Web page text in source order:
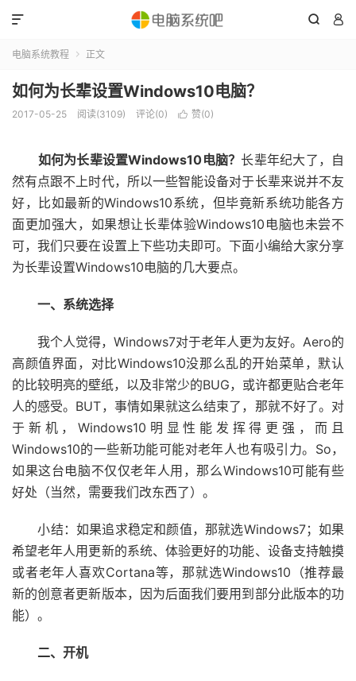
 

电脑系统教程  正文
如何为长辈设置Windows10电脑？
2017-05-25 阅读(3109) 评论(0)  赞(0)
如何为长辈设置Windows10电脑？ 长辈年纪大了，自
然有点跟不上时代，所以一些智能设备对于长辈来说并不友
好，比如最新的Windows10系统，但毕竟新系统功能各方
面更加强大，如果想让长辈体验Windows10电脑也未尝不
可，我们只要在设置上下些功夫即可。下面小编给大家分享
为长辈设置Windows10电脑的几大要点。
一、系统选择
我个人觉得，Windows7对于老年人更为友好。Aero的
高颜值界面，对比Windows10没那么乱的开始菜单，默认
的比较明亮的壁纸，以及非常少的BUG，或许都更贴合老年
人的感受。BUT，事情如果就这么结束了，那就不好了。对
于新机，Windows10明显性能发挥得更强，而且
Windows10的一些新功能可能对老年人也有吸引力。So，
如果这台电脑不仅仅老年人用，那么Windows10可能有些
好处（当然，需要我们改东西了）。
小结：如果追求稳定和颜值，那就选Windows7；如果
希望老年人用更新的系统、体验更好的功能、设备支持触摸
或者老年人喜欢Cortana等，那就选Windows10（推荐最
新的创意者更新版本，因为后面我们要用到部分此版本的功
能）。
二、开机